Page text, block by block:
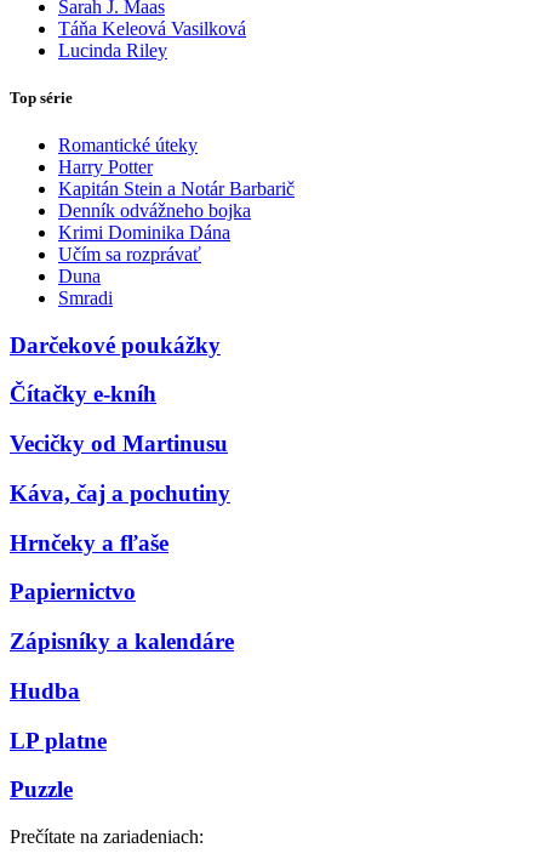
Sarah J. Maas
Táňa Keleová Vasilková
Lucinda Riley
Top série
Romantické úteky
Harry Potter
Kapitán Stein a Notár Barbarič
Denník odvážneho bojka
Krimi Dominika Dána
Učím sa rozprávať
Duna
Smradi
Darčekové poukážky
Čítačky e-kníh
Vecičky od Martinusu
Káva, čaj a pochutiny
Hrnčeky a fľaše
Papiernictvo
Zápisníky a kalendáre
Hudba
LP platne
Puzzle
Prečítate na zariadeniach: